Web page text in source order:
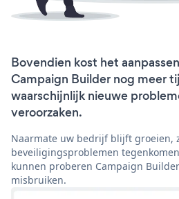
Bovendien kost het
Campaign Builder nog meer
waarschijnlijk nieuwe
veroorzaken.
Naarmate uw bedrijf blijft groeien,
beveiligingsproblemen
kunnen proberen Campaign
misbruiken.